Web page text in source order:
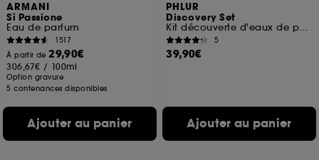
ARMANI
Sì Passione
Eau de parfum
1517
À partir de29,90€
306,67€ / 100ml
Option gravure
5 contenances disponibles
Ajouter au panier
PHLUR
Discovery Set
Kit découverte d'eaux de parfum format voyage
5
39,90€
Ajouter au panier